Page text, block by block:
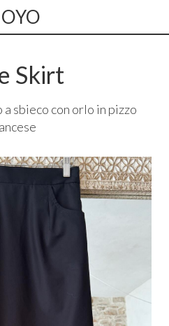
Skirt
sbieco con orlo in pizzo